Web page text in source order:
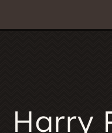
Harry